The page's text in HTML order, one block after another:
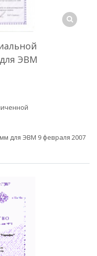
ЭВМ
для ЭВМ 9 февраля 2007